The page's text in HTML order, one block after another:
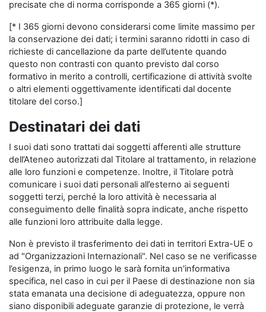
precisate che di norma corrisponde a 365 giorni (*).
[* I 365 giorni devono considerarsi come limite massimo per
la conservazione dei dati; i termini saranno ridotti in caso di
richieste di cancellazione da parte dell’utente quando
questo non contrasti con quanto previsto dal corso
formativo in merito a controlli, certificazione di attività svolte
o altri elementi oggettivamente identificati dal docente
titolare del corso.]
Destinatari dei dati
I suoi dati sono trattati dai soggetti afferenti alle strutture
dell’Ateneo autorizzati dal Titolare al trattamento, in relazione
alle loro funzioni e competenze. Inoltre, il Titolare potrà
comunicare i suoi dati personali all’esterno ai seguenti
soggetti terzi, perché la loro attività è necessaria al
conseguimento delle finalità sopra indicate, anche rispetto
alle funzioni loro attribuite dalla legge.
Non è previsto il trasferimento dei dati in territori Extra-UE o
ad "Organizzazioni Internazionali". Nel caso se ne verificasse
l’esigenza, in primo luogo le sarà fornita un'informativa
specifica, nel caso in cui per il Paese di destinazione non sia
stata emanata una decisione di adeguatezza, oppure non
siano disponibili adeguate garanzie di protezione, le verrà